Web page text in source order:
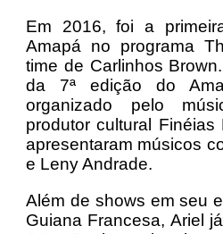
Em 2016, foi a
Amapá no programa
time de Carlinhos
da 7ª edição do
organizado pelo
produtor cultural
apresentaram músicos
e Leny Andrade.
Além de shows em seu
Guiana Francesa, Ariel